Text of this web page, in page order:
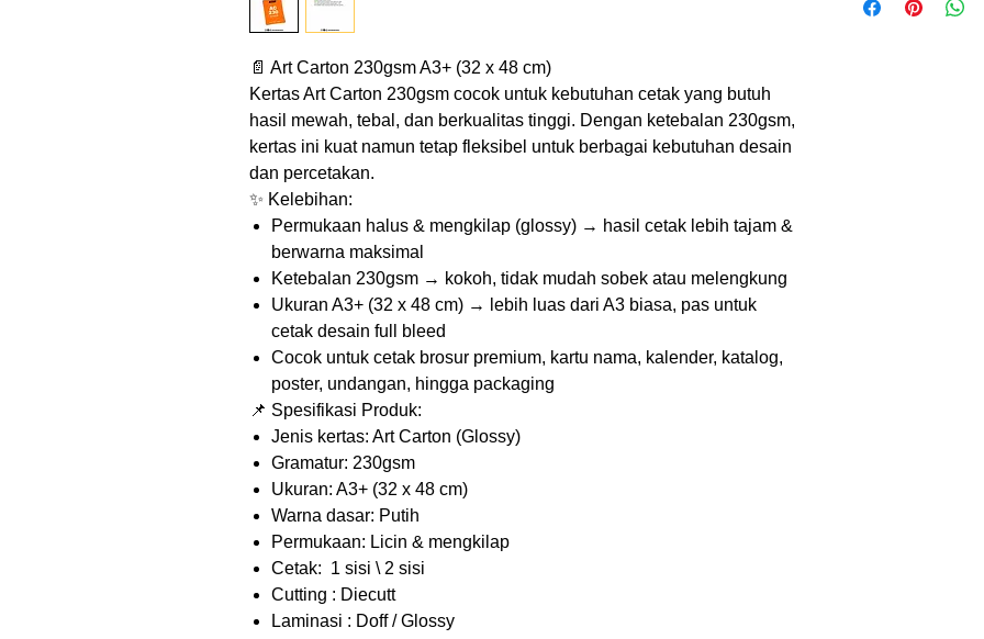
📄 Art Carton 230gsm A3+ (32 x 48 cm)
Kertas Art Carton 230gsm cocok untuk kebutuhan cetak yang butuh
hasil mewah, tebal, dan berkualitas tinggi. Dengan ketebalan 230gsm,
kertas ini kuat namun tetap fleksibel untuk berbagai kebutuhan desain
dan percetakan.
✨ Kelebihan:
Permukaan halus & mengkilap (glossy) → hasil cetak lebih tajam &
berwarna maksimal
Ketebalan 230gsm → kokoh, tidak mudah sobek atau melengkung
Ukuran A3+ (32 x 48 cm) → lebih luas dari A3 biasa, pas untuk
cetak desain full bleed
Cocok untuk cetak brosur premium, kartu nama, kalender, katalog,
poster, undangan, hingga packaging
📌 Spesifikasi Produk:
Jenis kertas: Art Carton (Glossy)
Gramatur: 230gsm
Ukuran: A3+ (32 x 48 cm)
Warna dasar: Putih
Permukaan: Licin & mengkilap
Cetak: 1 sisi \ 2 sisi
Cutting : Diecutt
Laminasi : Doff / Glossy